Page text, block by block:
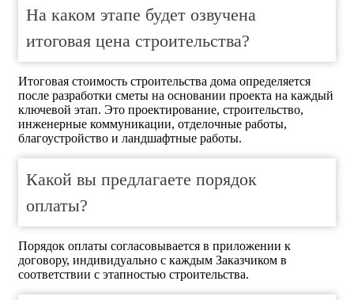
На каком этапе будет озвучена
итоговая цена строительства?
Итоговая стоимость строительства дома определяется
после разработки сметы на основании проекта на каждый
ключевой этап. Это проектирование, строительство,
инженерные коммуникации, отделочные работы,
благоустройство и ландшафтные работы.
Какой вы предлагаете порядок
оплаты?
Порядок оплаты согласовывается в приложении к
договору, индивидуально с каждым Заказчиком в
соответствии с этапностью строительства.